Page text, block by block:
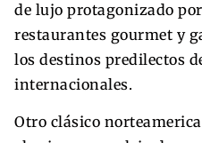
de lujo protagonizado
restaurantes gourmet y
los destinos predilectos
internacionales.
Otro clásico